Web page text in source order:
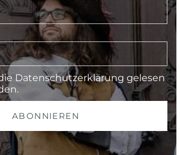
Datenschutzerklärung gelesen
ABONNIEREN